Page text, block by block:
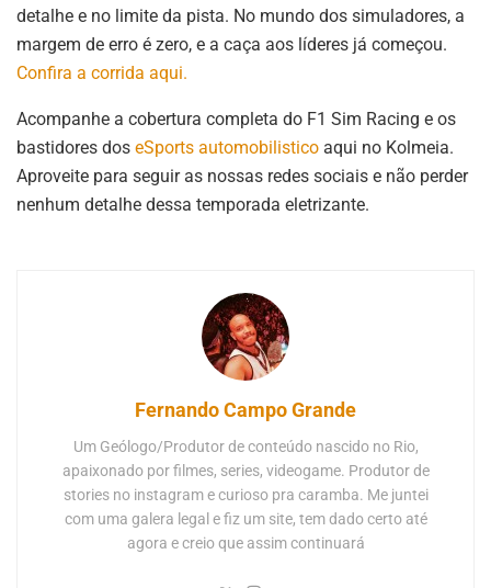
detalhe e no limite da pista. No mundo dos simuladores, a
margem de erro é zero, e a caça aos líderes já começou.
Confira a corrida aqui.
Acompanhe a cobertura completa do F1 Sim Racing e os
bastidores dos eSports automobilistico aqui no Kolmeia.
Aproveite para seguir as nossas redes sociais e não perder
nenhum detalhe dessa temporada eletrizante.
Fernando Campo Grande
Um Geólogo/Produtor de conteúdo nascido no Rio,
apaixonado por filmes, series, videogame. Produtor de
stories no instagram e curioso pra caramba. Me juntei
com uma galera legal e fiz um site, tem dado certo até
agora e creio que assim continuará